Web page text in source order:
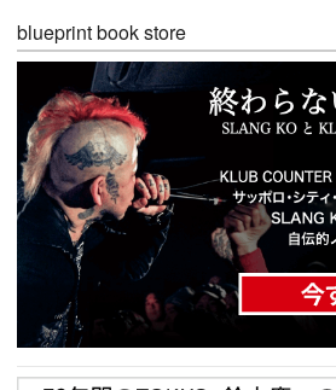
blueprint book store